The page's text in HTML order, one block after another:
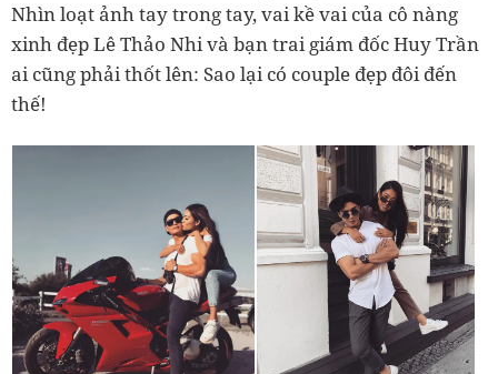
Nhìn loạt ảnh tay trong tay, vai kề vai của cô nàng
xinh đẹp Lê Thảo Nhi và bạn trai giám đốc Huy Trần
ai cũng phải thốt lên: Sao lại có couple đẹp đôi đến
thế!